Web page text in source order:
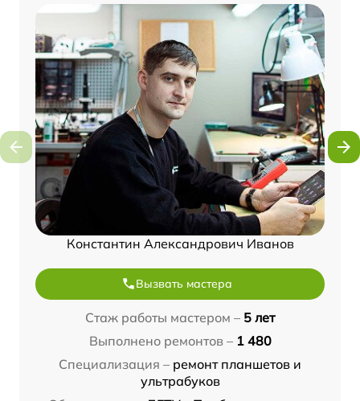
Константин Александрович Иванов
Вызвать мастера
Стаж работы мастером – 5 лет
Выполнено ремонтов – 1 480
Специализация – ремонт планшетов и
ультрабуков